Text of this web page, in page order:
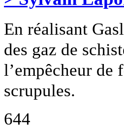
En réalisant
des gaz de
l’empêcheur de
scrupules.
644